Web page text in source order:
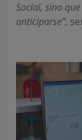
Social, sino
anticiparse”,